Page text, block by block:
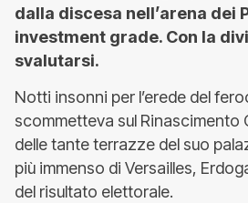
dalla discesa nell’arena dei
investment grade. Con la
svalutarsi.
Notti insonni per l’erede del
scommetteva sul Rinascimento
delle tante terrazze del suo
più immenso di Versailles,
del risultato elettorale.